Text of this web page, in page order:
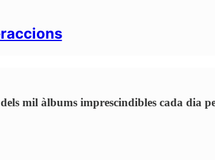
mil àlbums imprescindibles cada dia